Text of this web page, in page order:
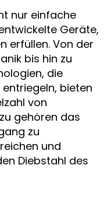
nur einfache
Geräte,
erfüllen. Von der
bis hin zu
die
bieten
von
gehören das
zu
und
Diebstahl des